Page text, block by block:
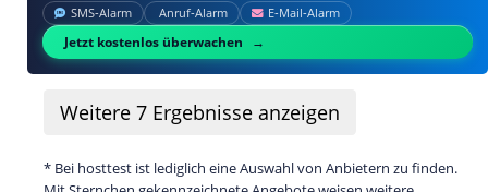
SMS‑Alarm Anruf‑Alarm E‑Mail‑Alarm
Jetzt kostenlos überwachen
Weitere 7 Ergebnisse anzeigen
* Bei hosttest ist lediglich eine Auswahl von Anbietern zu finden.